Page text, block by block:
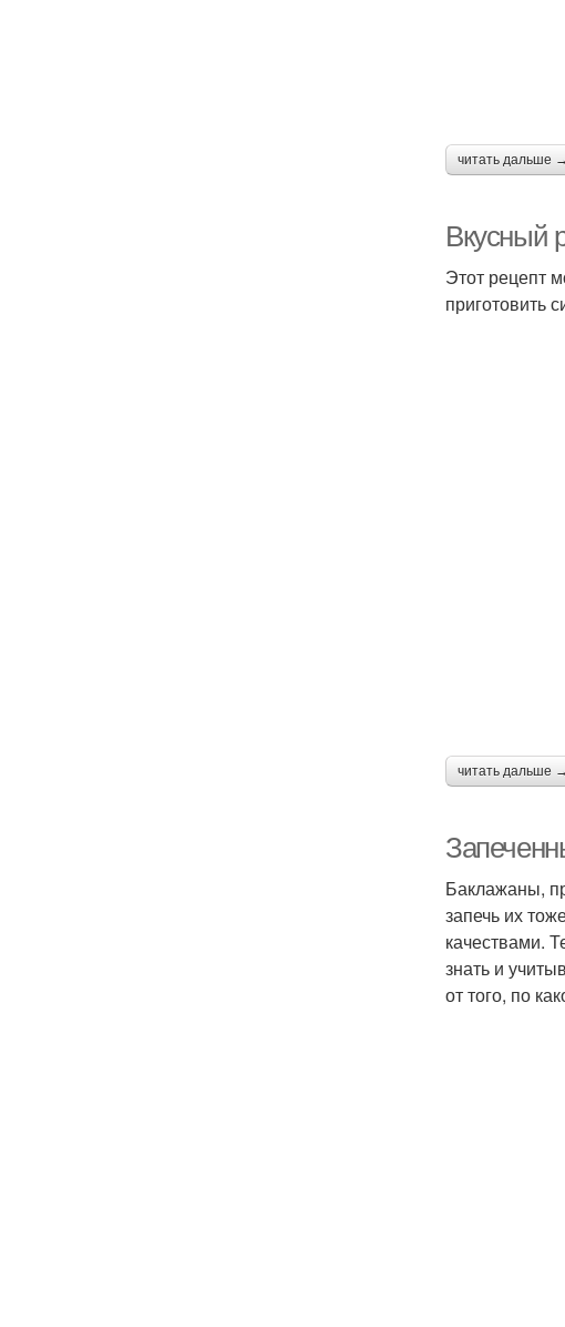
читать дальше →
Вкусный
Этот рецепт
приготовить
читать дальше →
Баклажаны,
запечь их
качествами.
знать и
от того, по